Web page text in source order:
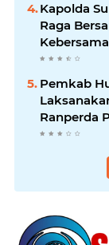
Kapolda
Raga
Pemkab
Ranperda